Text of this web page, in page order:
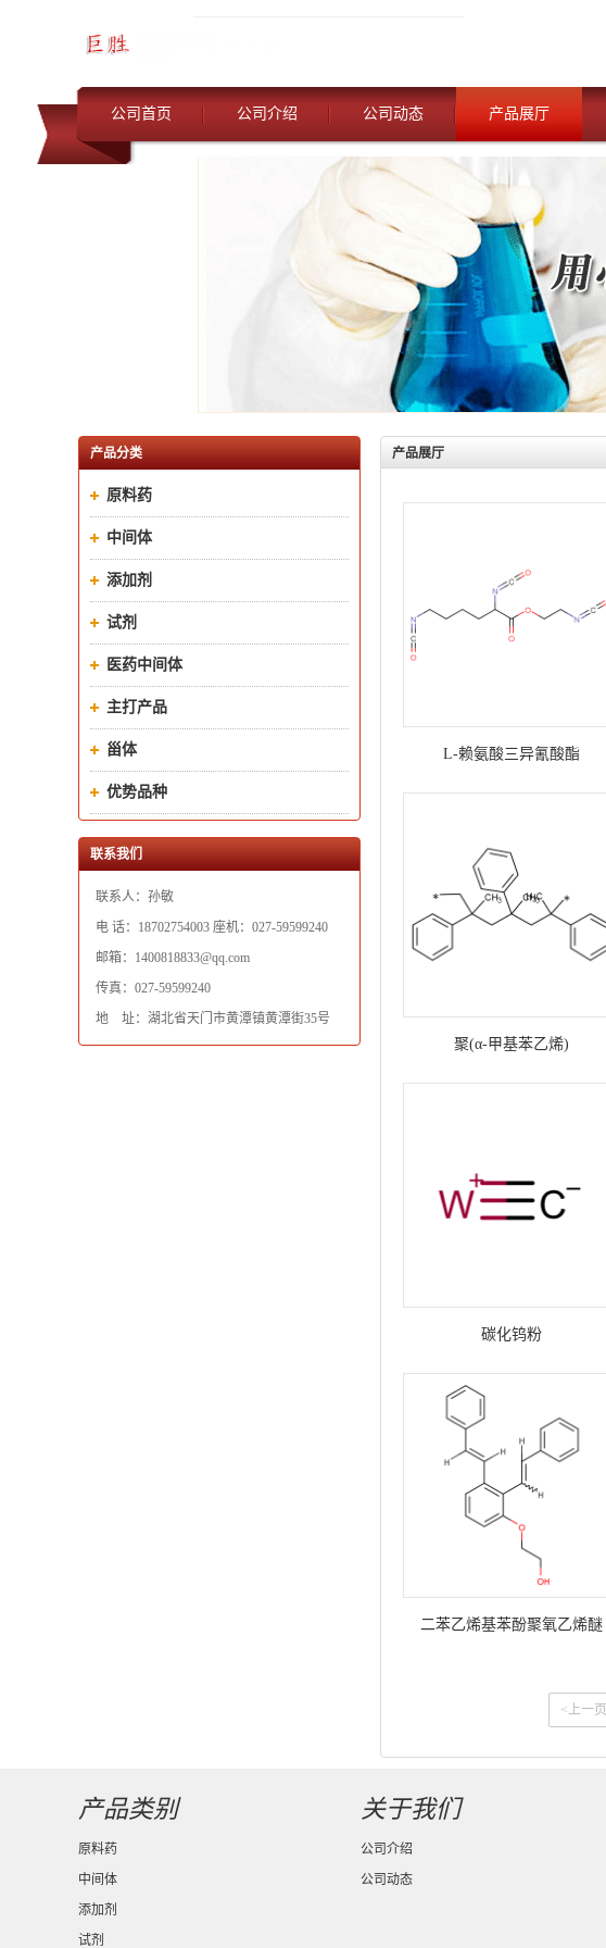
公司首页 公司介绍 公司动态 产品展厅
产品分类
原料药
中间体
添加剂
试剂
医药中间体
主打产品
甾体
优势品种
联系我们
联系人：孙敏
电 话：18702754003 座机：027-59599240
邮箱：1400818833@qq.com
传真：027-59599240
地 址：湖北省天门市黄潭镇黄潭街35号
产品展厅
L-赖氨酸三异氰酸酯
聚(α-甲基苯乙烯)
碳化钨粉
二苯乙烯基苯酚聚氧乙烯醚
<上一页
产品类别
原料药
中间体
添加剂
试剂
关于我们
公司介绍
公司动态